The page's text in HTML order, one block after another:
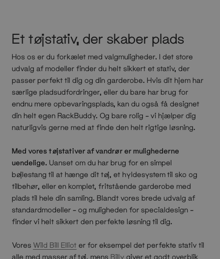
Et tøjstativ, der skaber plads
Hos os er du forkælet med valgmuligheder. I det store
udvalg af modeller finder du helt sikkert et stativ, der
passer perfekt til dig og din garderobe. Hvis dit hjem har
særlige pladsudfordringer, eller du bare har brug for
endnu mere opbevaringsplads, kan du også få designet
din helt egen RackBuddy. Og bare rolig – vi hjælper dig
naturligvis gerne med at finde den helt rigtige løsning.
Med vores tøjstativer af vandrør er mulighederne
uendelige. Uanset om du har brug for en simpel
bøjlestang til at hænge dit tøj, et hyldesystem til sko og
tilbehør, eller en komplet, fritstående garderobe med
plads til hele din samling. Blandt vores brede udvalg af
standardmodeller – og muligheden for specialdesign –
finder vi helt sikkert den perfekte løsning til dig.
Vores Wild Bill Elliot er for eksempel det perfekte stativ til
alle med masser af tøj, mens Billy giver et godt overblik